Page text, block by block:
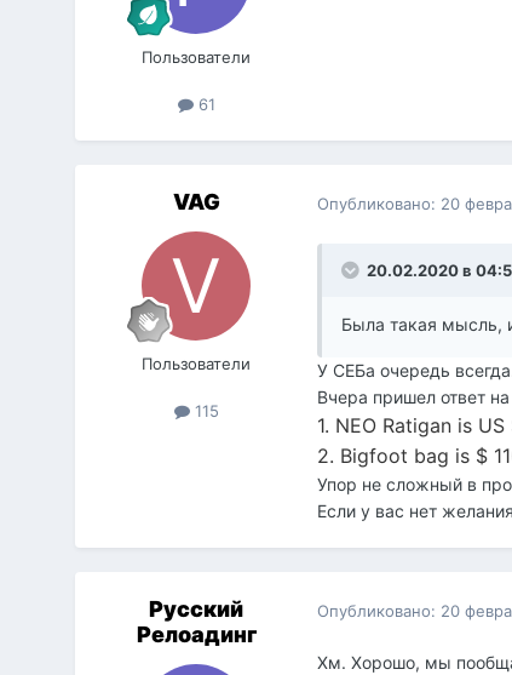
Пользователи
61
VAG
Пользователи
115
Опубликовано: 20
20.02.2020 в
Была такая мысль,
У СЕБа очередь
Вчера пришел ответ
1. NEO Ratigan is US
2. Bigfoot bag is $
Упор не сложный в
Если у вас нет
Русский
Релоадинг
Опубликовано: 20
Хм. Хорошо, мы